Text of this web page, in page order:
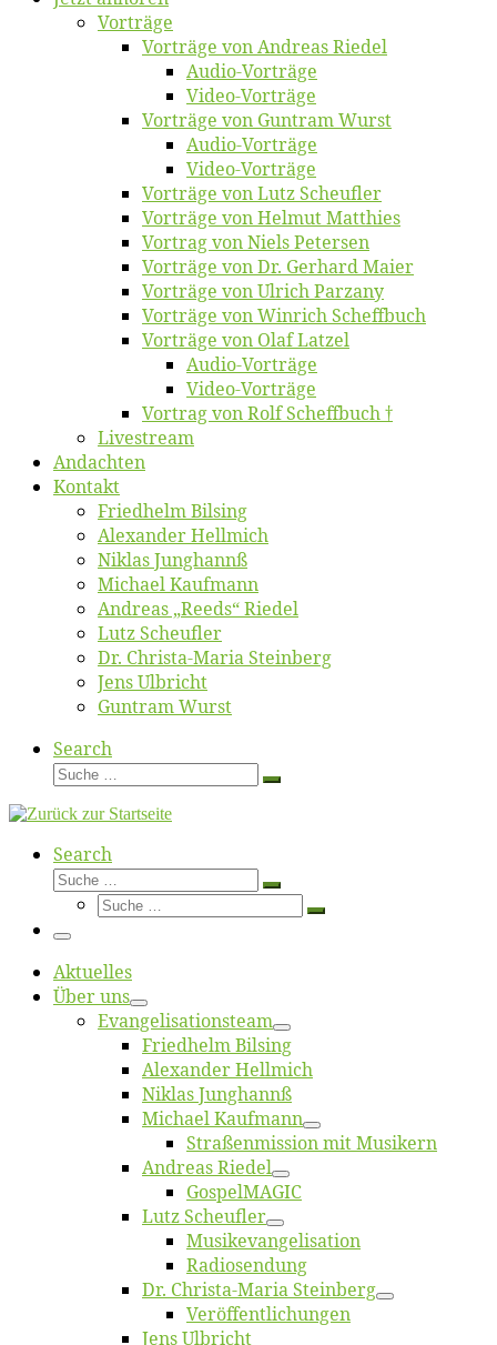
Vor­trä­ge
Vor­trä­ge von An­dre­as Riedel
Au­dio-Vor­trä­ge
Vi­deo-Vor­trä­ge
Vor­trä­ge von Gun­tram Wurst
Au­dio-Vor­trä­ge
Vi­deo-Vor­trä­ge
Vor­trä­ge von Lutz Scheufler
Vor­trä­ge von Hel­mut Matthies
Vor­trag von Niels Petersen
Vor­trä­ge von Dr. Ger­hard Maier
Vor­trä­ge von Ul­rich Parzany
Vor­trä­ge von Win­rich Scheffbuch
Vor­trä­ge von Olaf Latzel
Au­dio-Vor­trä­ge
Vi­deo-Vor­trä­ge
Vor­trag von Rolf Scheffbuch †
Live­stream
An­dach­ten
Kon­takt
Fried­helm Bilsing
Alex­an­der Hellmich
Ni­klas Junghannß
Mi­cha­el Kaufmann
An­dre­as „Reeds“ Riedel
Lutz Scheuf­ler
Dr. Chris­­ta-Ma­ria Steinberg
Jens Ulb­richt
Gun­tram Wurst
Search
Suche
Suche
Search
Suche
Suche
Suche
Suche
Menü
Ak­tu­el­les
Über uns
Evangelisa­tions­team
Fried­helm Bilsing
Alex­an­der Hellmich
Ni­klas Junghannß
Mi­cha­el Kaufmann
Straßenmis­sion mit Musikern
An­dre­as Riedel
Gos­pel­MA­GIC
Lutz Scheuf­ler
Musikevan­ge­li­sa­tion
Ra­dio­sen­dung
Dr. Chris­­ta-Ma­ria Steinberg
Ver­öf­fent­li­chun­gen
Jens Ulb­richt